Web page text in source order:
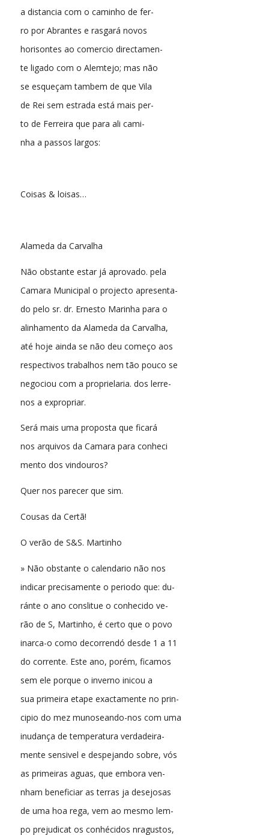
a distancia com o caminho de fer-
ro por Abrantes e rasgará novos
horisontes ao comercio directamen-
te ligado com o Alemtejo; mas não
se esqueçam tambem de que Vila
de Rei sem estrada está mais per-
to de Ferreira que para ali cami-
nha a passos largos:
Coisas & loisas…
Alameda da Carvalha
Não obstante estar já aprovado. pela
Camara Municipal o projecto apresenta-
do pelo sr. dr. Ernesto Marinha para o
alinhamento da Alameda da Carvalha,
até hoje ainda se não deu começo aos
respectivos trabalhos nem tão pouco se
negociou com a proprielaria. dos lerre-
nos a expropriar.
Será mais uma proposta que ficará
nos arquivos da Camara para conheci
mento dos vindouros?
Quer nos parecer que sim.
Cousas da Certã!
O verão de S&S. Martinho
» Não obstante o calendario não nos
indicar precisamente o periodo que: du-
ránte o ano conslitue o conhecido ve-
rão de S, Martinho, é certo que o povo
inarca-o como decorrendó desde 1 a 11
do corrente. Este ano, porém, ficamos
sem ele porque o inverno inicou a
sua primeira etape exactamente no prin-
cipio do mez munoseando-nos com uma
inudança de temperatura verdadeira-
mente sensivel e despejando sobre, vós
as primeiras aguas, que embora ven-
nham beneficiar as terras ja desejosas
de uma hoa rega, vem ao mesmo lem-
po prejudicat os conhécidos nragustos,